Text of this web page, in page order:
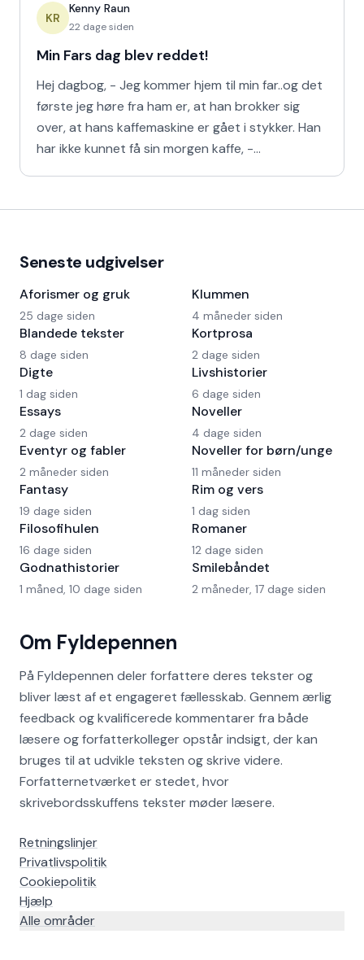
KR
Kenny Raun
22 dage siden
Min Fars dag blev reddet!
Hej dagbog, - Jeg kommer hjem til min far..og det
første jeg høre fra ham er, at han brokker sig
over, at hans kaffemaskine er gået i stykker. Han
har ikke kunnet få sin morgen kaffe, -
Om Fyldepennen
På Fyldepennen deler forfattere deres tekster og
bliver læst af et engageret fællesskab. Gennem ærlig
feedback og kvalificerede kommentarer fra både
læsere og forfatterkolleger opstår indsigt, der kan
bruges til at udvikle teksten og skrive videre.
Forfatternetværket er stedet, hvor
skrivebordsskuffens tekster møder læsere.
Retningslinjer
Privatlivspolitik
Cookiepolitik
Hjælp
Alle områder
Seneste udgivelser
Aforismer og gruk
25 dage siden
Blandede tekster
8 dage siden
Digte
1 dag siden
Essays
2 dage siden
Eventyr og fabler
2 måneder siden
Fantasy
19 dage siden
Filosofihulen
16 dage siden
Godnathistorier
1 måned, 10 dage siden
Klummen
4 måneder siden
Kortprosa
2 dage siden
Livshistorier
6 dage siden
Noveller
4 dage siden
Noveller for børn/unge
11 måneder siden
Rim og vers
1 dag siden
Romaner
12 dage siden
Smilebåndet
2 måneder, 17 dage siden